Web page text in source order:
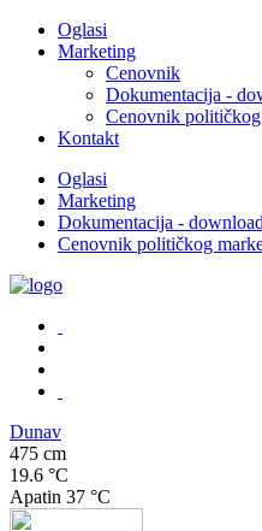
Oglasi
Marketing
Cenovnik
Dokumentacija -
Cenovnik
Kontakt
Oglasi
Marketing
Dokumentacija - download
Cenovnik političkog
Dunav
475 cm
19.6 °C
Apatin 37 °C